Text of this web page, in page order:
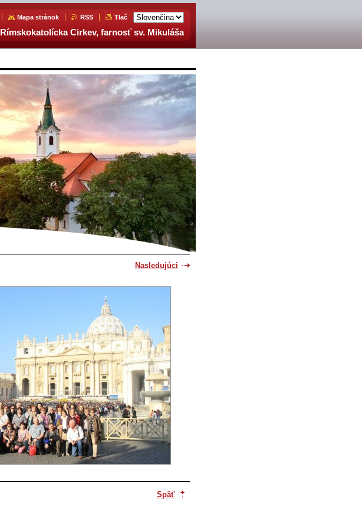
Mapa stránok RSS Tlač
Rímskokatolícka Cirkev, farnosť sv. Mikuláša
Nasledujúci
Späť